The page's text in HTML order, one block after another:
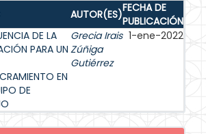
AUTOR(ES)FECHA DE
PUBLICACIÓN
DE LA
PARA UN
EN
DE
Grecia Irais
Zúñiga
Gutiérrez
1-ene-2022